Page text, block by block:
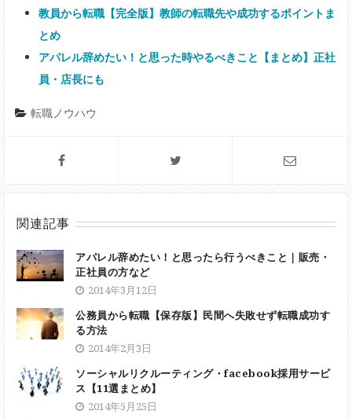
教員から転職【完全版】教師の転職先や成功するポイントま
とめ
アパレル辞めたい！と思った時やるべきこと【まとめ】正社
員・店長にも
転職ノウハウ
関連記事
アパレル辞めたい！と思ったら行うべきこと｜販売・
正社員の方など
2014年3月12日
公務員から転職【保存版】民間へ失敗せず転職成功す
る方法
2014年2月3日
ソーシャルリクルーティング・facebook採用サービ
ス【11選まとめ】
2014年5月25日